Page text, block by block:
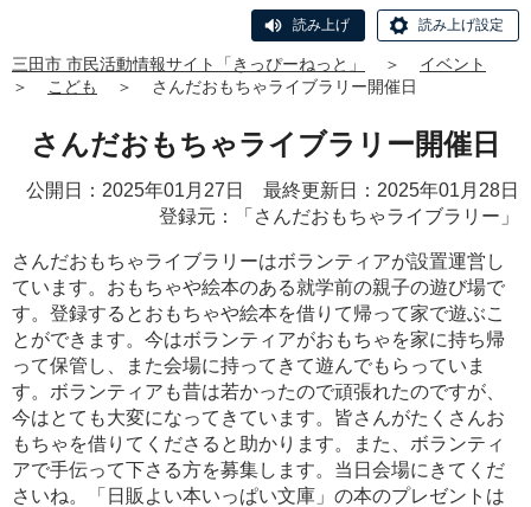
読み上げ 読み上げ設定
三田市 市民活動情報サイト「きっぴーねっと」 ＞
イベント
＞
こども ＞ さんだおもちゃライブラリー開催日
さんだおもちゃライブラリー開催日
公開日：2025年01月27日 最終更新日：2025年01月28日
登録元：「さんだおもちゃライブラリー」
さんだおもちゃライブラリーはボランティアが設置運営し
ています。おもちゃや絵本のある就学前の親子の遊び場で
す。登録するとおもちゃや絵本を借りて帰って家で遊ぶこ
とができます。今はボランティアがおもちゃを家に持ち帰
って保管し、また会場に持ってきて遊んでもらっていま
す。ボランティアも昔は若かったので頑張れたのですが、
今はとても大変になってきています。皆さんがたくさんお
もちゃを借りてくださると助かります。また、ボランティ
アで手伝って下さる方を募集します。当日会場にきてくだ
さいね。「日販よい本いっぱい文庫」の本のプレゼントは